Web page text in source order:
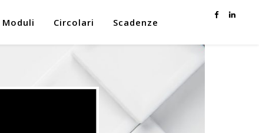
Moduli Circolari Scadenze